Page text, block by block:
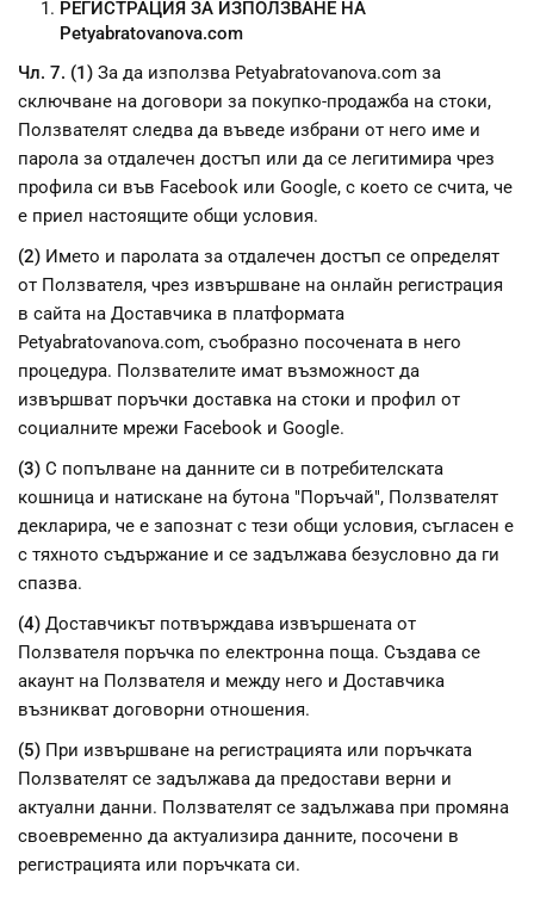
РЕГИСТРАЦИЯ ЗА ИЗПОЛЗВАНЕ НА
Petyabratovanova.com
Чл. 7. (1) За да използва Petyabratovanova.com за
сключване на договори за покупко-продажба на стоки,
Ползвателят следва да въведе избрани от него име и
парола за отдалечен достъп или да се легитимира чрез
профила си във Facebook или Google, с което се счита, че
е приел настоящите общи условия.
(2) Името и паролата за отдалечен достъп се определят
от Ползвателя, чрез извършване на онлайн регистрация
в сайта на Доставчика в платформата
Petyabratovanova.com, съобразно посочената в него
процедура. Ползвателите имат възможност да
извършват поръчки доставка на стоки и профил от
социалните мрежи Facebook и Google.
(3) С попълване на данните си в потребителската
кошница и натискане на бутона "Поръчай", Ползвателят
декларира, че е запознат с тези общи условия, съгласен е
с тяхното съдържание и се задължава безусловно да ги
спазва.
(4) Доставчикът потвърждава извършената от
Ползвателя поръчка по електронна поща. Създава се
акаунт на Ползвателя и между него и Доставчика
възникват договорни отношения.
(5) При извършване на регистрацията или поръчката
Ползвателят се задължава да предостави верни и
актуални данни. Ползвателят се задължава при промяна
своевременно да актуализира данните, посочени в
регистрацията или поръчката си.